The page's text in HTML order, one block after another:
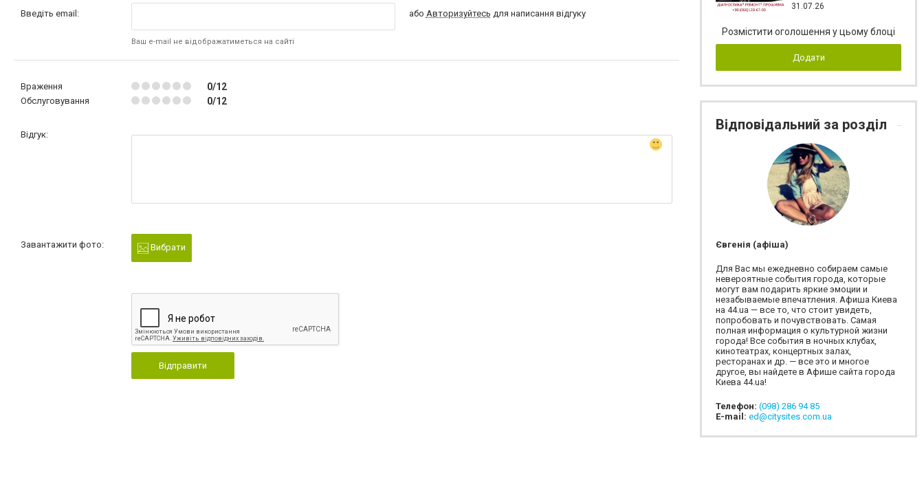
Введіть email:
Ваш e-mail не відображатиметься на сайті
або Авторизуйтесь для написання відгуку
Враження 0/12
Обслуговування 0/12
Відгук:
Завантажити фото: Вибрати
Відправити
31.07.26
Розмістити оголошення у цьому блоці
Додати
Відповідальний за розділ
Євгенія (афіша)
Для Вас мы ежедневно собираем самые
невероятные события города, которые
могут вам подарить яркие эмоции и
незабываемые впечатления. Афиша Киева
на 44.ua — все то, что стоит увидеть,
попробовать и почувствовать. Самая
полная информация о культурной жизни
города! Все события в ночных клубах,
кинотеатрах, концертных залах,
ресторанах и др. — все это и многое
другое, вы найдете в Афише сайта города
Киева 44.ua!
Телефон: (098) 286 94 85
E-mail: ed@citysites.com.ua